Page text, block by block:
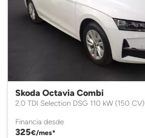
Skoda Octavia Combi
2.0 TDI Selection DSG 110 kW (150 CV)
Financia desde
325€/mes*